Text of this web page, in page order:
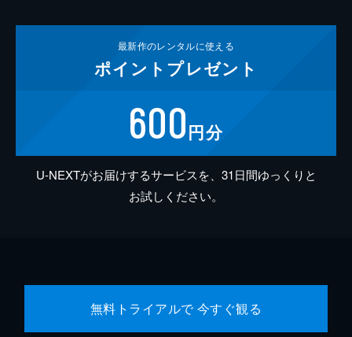
最新作のレンタルに使える
ポイント プレゼント
600円分
U-NEXTがお届けするサービスを、31日間ゆっくりと
お試しください。
無料トライアルで 今すぐ観る